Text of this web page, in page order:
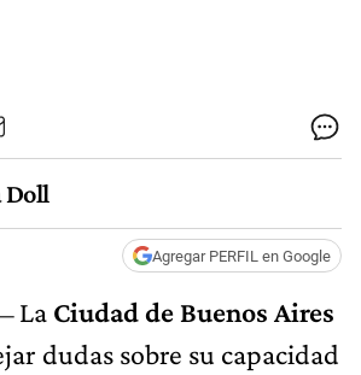
Doll
Agregar PERFIL en Google
La Ciudad de Buenos Aires
dudas sobre su capacidad